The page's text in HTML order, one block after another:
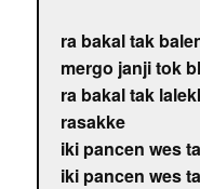
ra bakal tak
mergo janji tok
ra bakal tak
rasakke
iki pancen wes
iki pancen wes